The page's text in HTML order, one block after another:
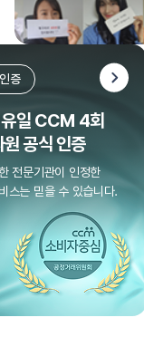
다.
합니다.
CCM
업계
한국
국가에서
영구크린